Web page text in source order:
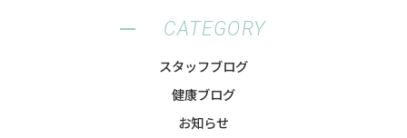
CATEGORY
スタッフブログ
健康ブログ
お知らせ